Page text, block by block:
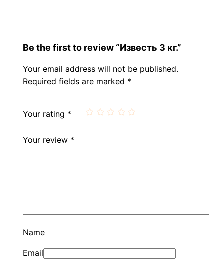
Be the first to review “Известь 3 кг.”
Your email address will not be published.
Required fields are marked *
Your rating *
Your review *
Name
Email